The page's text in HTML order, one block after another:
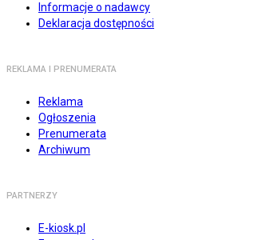
Informacje o nadawcy
Deklaracja dostępności
REKLAMA I PRENUMERATA
Reklama
Ogłoszenia
Prenumerata
Archiwum
PARTNERZY
E-kiosk.pl